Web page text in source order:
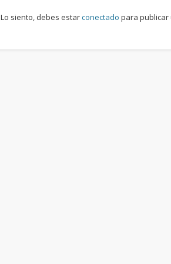
Lo siento, debes estarconectado para publicar